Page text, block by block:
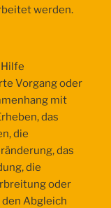
werden.
Vorgang oder
mit
das
die
das
die
oder
Abgleich